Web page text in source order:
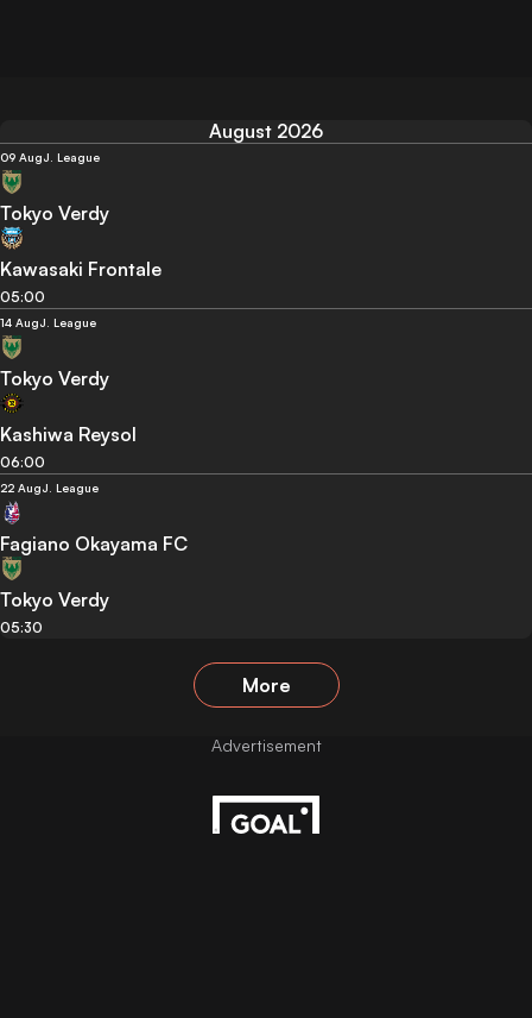
August 2026
09 AugJ. League
Tokyo Verdy
Kawasaki Frontale
05:00
14 AugJ. League
Tokyo Verdy
Kashiwa Reysol
06:00
22 AugJ. League
Fagiano Okayama FC
Tokyo Verdy
05:30
More